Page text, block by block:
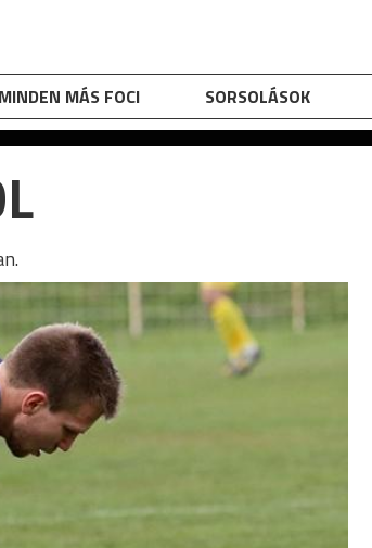
MINDEN MÁS FOCI SORSOLÁSOK